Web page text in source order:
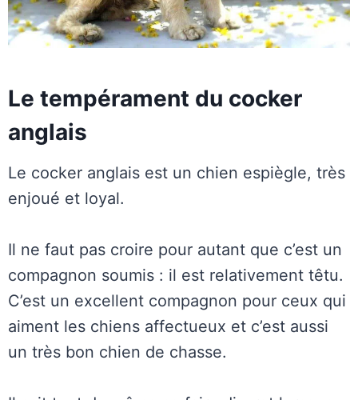
Le tempérament du cocker
anglais
Le cocker anglais est un chien espiègle, très
enjoué et loyal.
Il ne faut pas croire pour autant que c’est un
compagnon soumis : il est relativement têtu.
C’est un excellent compagnon pour ceux qui
aiment les chiens affectueux et c’est aussi
un très bon chien de chasse.